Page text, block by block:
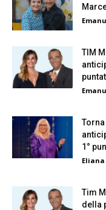
TIM
1°
Tim
della